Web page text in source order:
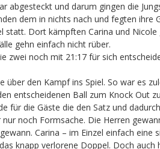
abgesteckt und darum gingen die
dem in nichts nach und fegten ihre
statt. Dort kämpften Carina und
gehn einfach nicht rüber.
zwei noch mit 21:17 für sich
über den Kampf ins Spiel. So war es
entscheidenen Ball zum Knock Out
für die Gäste die den Satz und
noch Formsache. Die Herren
Carina – im Einzel einfach
knapp verlorene Doppel. Doch